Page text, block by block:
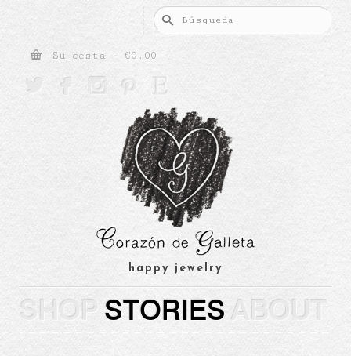
Buscar
por:
Su cesta - €0.00
    
happy jewelry
SHOP STORIES ABOUT